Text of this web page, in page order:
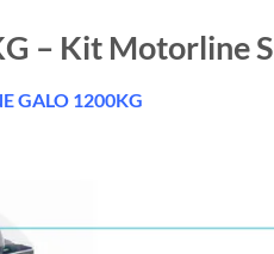
– Kit Motorline
GALO 1200KG